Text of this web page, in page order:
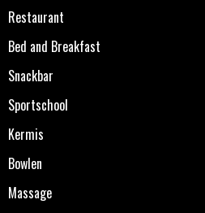
Restaurant
Bed and Breakfast
Snackbar
Sportschool
Kermis
Bowlen
Massage